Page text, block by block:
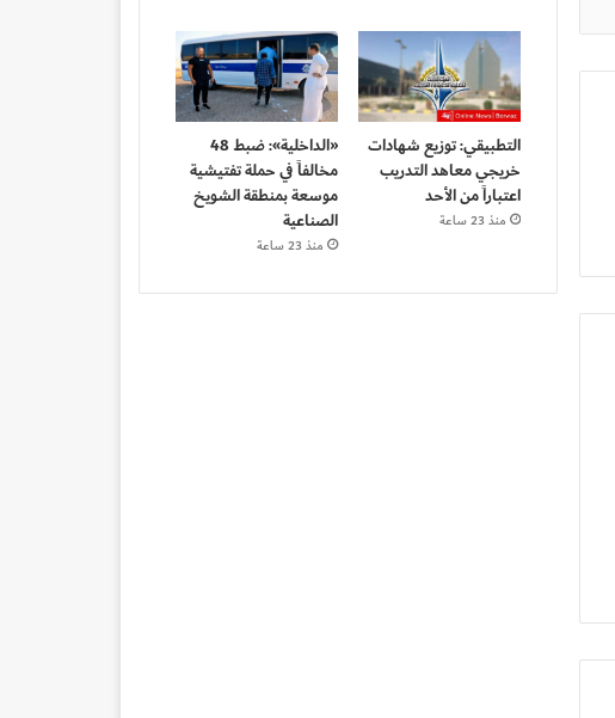
التطبيقي: توزيع شهادات
خريجي معاهد التدريب
اعتباراً من الأحد
منذ 23 ساعة
«الداخلية»: ضبط 48
مخالفاً في حملة تفتيشية
موسعة بمنطقة الشويخ
الصناعية
منذ 23 ساعة